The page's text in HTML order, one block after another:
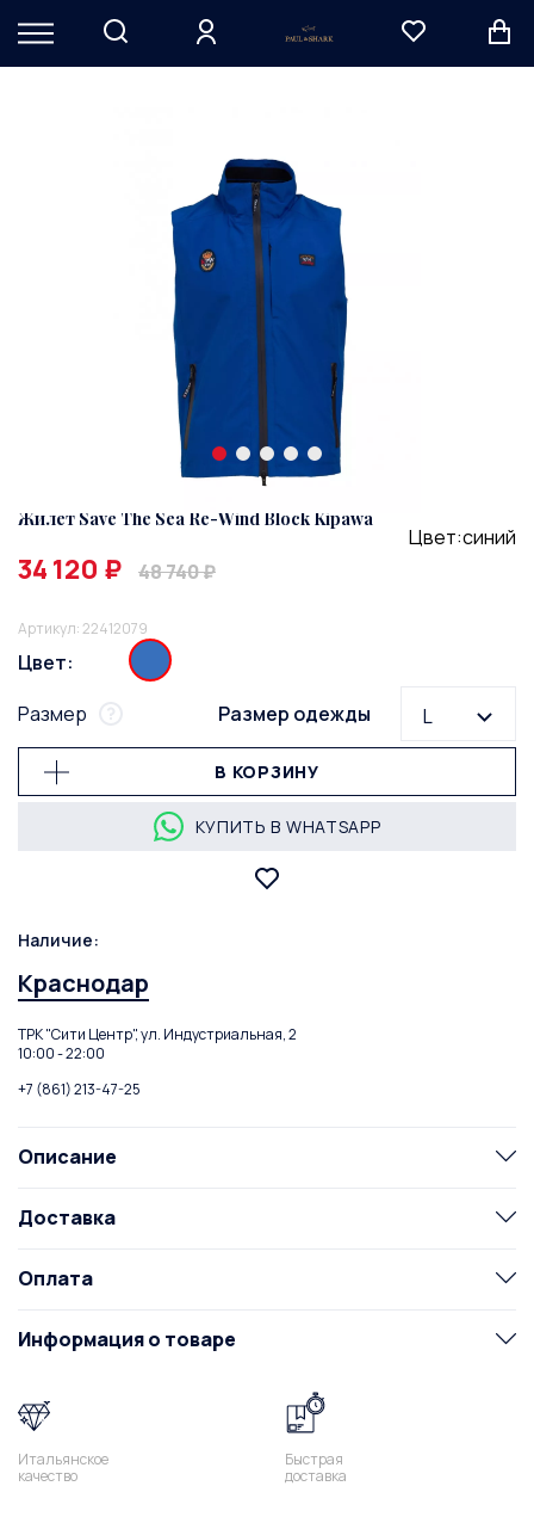
Артикул: 22412079
Жилет Save The Sea Re-Wind Block Kipawa
34 120 ₽ 48 740 ₽
Цвет:синий
Цвет:
Размер одежды
L
Размер
В КОРЗИНУ
КУПИТЬ В WHATSAPP
Наличие:
Краснодар
ТРК "Сити Центр", ул. Индустриальная, 2
10:00 - 22:00
+7 (861) 213-47-25
Описание
Доставка
Оплата
Информация о товаре
Итальянское
качество
Быстрая
доставка